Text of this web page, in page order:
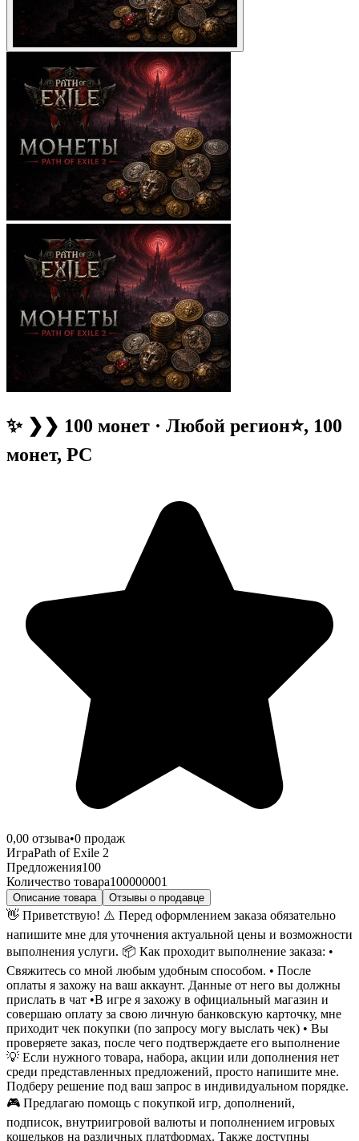
✨ ❯❯ 100 монет · Любой регион⭐, 100
монет, PC
0,00 отзыва•0 продаж
ИграPath of Exile 2
Предложения100
Количество товара100000001
Описание товара Отзывы о продавце
👋 Приветствую! ⚠️ Перед оформлением заказа обязательно
напишите мне для уточнения актуальной цены и возможности
выполнения услуги. 📦 Как проходит выполнение заказа: •
Свяжитесь со мной любым удобным способом. • После
оплаты я захожу на ваш аккаунт. Данные от него вы должны
прислать в чат •В игре я захожу в официальный магазин и
совершаю оплату за свою личную банковскую карточку, мне
приходит чек покупки (по запросу могу выслать чек) • Вы
проверяете заказ, после чего подтверждаете его выполнение
💡 Если нужного товара, набора, акции или дополнения нет
среди представленных предложений, просто напишите мне.
Подберу решение под ваш запрос в индивидуальном порядке.
🎮 Предлагаю помощь с покупкой игр, дополнений,
подписок, внутриигровой валюты и пополнением игровых
кошельков на различных платформах. Также доступны